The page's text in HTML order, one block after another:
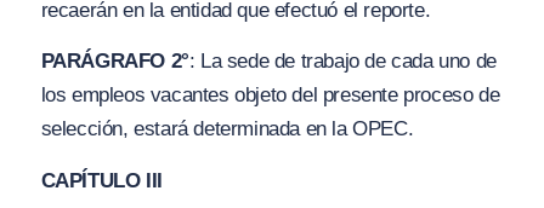
recaerán en la entidad que efectuó el reporte.
PARÁGRAFO 2°: La sede de trabajo de cada uno de
los empleos vacantes objeto del presente proceso de
selección, estará determinada en la OPEC.
CAPÍTULO III